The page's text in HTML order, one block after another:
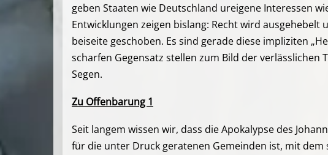
geben Staaten wie Deutschland ureigene Interessen
Entwicklungen zeigen bislang: Recht wird
beiseite geschoben. Es sind gerade diese impliziten
scharfen Gegensatz stellen zum Bild der
Segen.
Zu Offenbarung 1
Seit langem wissen wir, dass die Apokalypse des
für die unter Druck geratenen Gemeinden ist, mit